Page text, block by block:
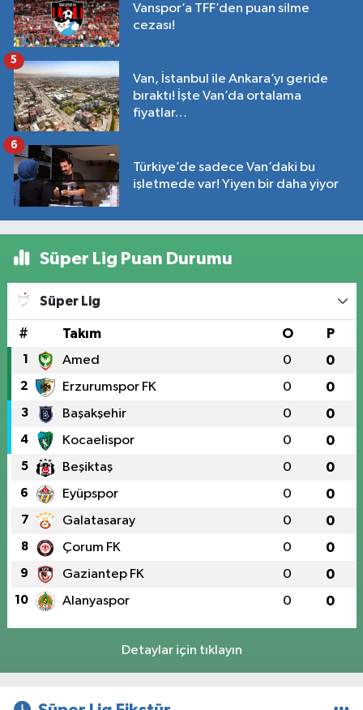
Vanspor’a TFF’den puan silme
cezası!
Van, İstanbul ile Ankara’yı geride
bıraktı! İşte Van’da ortalama
fiyatlar…
5
Türkiye’de sadece Van’daki bu
işletmede var! Yiyen bir daha yiyor
6
Süper Lig Puan Durumu
Süper Lig
# Takım O P
1 Amed 0 0
2 Erzurumspor FK 0 0
3 Başakşehir 0 0
4 Kocaelispor 0 0
5 Beşiktaş 0 0
6 Eyüpspor 0 0
7 Galatasaray 0 0
8 Çorum FK 0 0
9 Gaziantep FK 0 0
10 Alanyaspor 0 0
Detaylar için tıklayın